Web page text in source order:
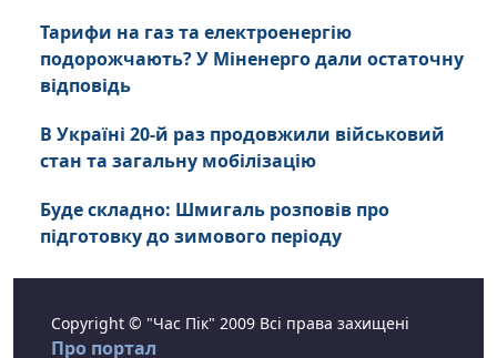
Тарифи на газ та електроенергію
подорожчають? У Міненерго дали остаточну
відповідь
В Україні 20-й раз продовжили військовий
стан та загальну мобілізацію
Буде складно: Шмигаль розповів про
підготовку до зимового періоду
Copyright © "Час Пік" 2009 Всі права захищені
Про портал